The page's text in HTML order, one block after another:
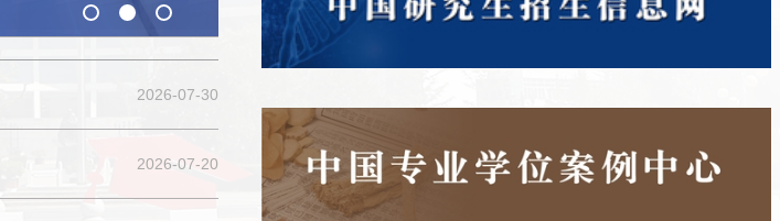
我校举行研究生学科辅导员、 兼职辅导员专题培训
2026-07-30
2026-07-20